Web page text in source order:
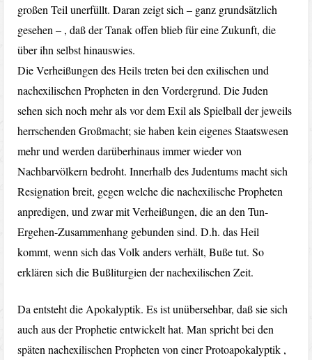
großen Teil unerfüllt. Daran zeigt sich – ganz grundsätzlich
gesehen – , daß der Tanak offen blieb für eine Zukunft, die
über ihn selbst hinauswies.
Die Verheißungen des Heils treten bei den exilischen und
nachexilischen Propheten in den Vordergrund. Die Juden
sehen sich noch mehr als vor dem Exil als Spielball der jeweils
herrschenden Großmacht; sie haben kein eigenes Staatswesen
mehr und werden darüberhinaus immer wieder von
Nachbarvölkern bedroht. Innerhalb des Judentums macht sich
Resignation breit, gegen welche die nachexilische Propheten
anpredigen, und zwar mit Verheißungen, die an den Tun-
Ergehen-Zusammenhang gebunden sind. D.h. das Heil
kommt, wenn sich das Volk anders verhält, Buße tut. So
erklären sich die Bußliturgien der nachexilischen Zeit.
Da entsteht die Apokalyptik. Es ist unübersehbar, daß sie sich
auch aus der Prophetie entwickelt hat. Man spricht bei den
späten nachexilischen Propheten von einer Protoapokalyptik ,